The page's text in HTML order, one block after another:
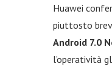
Huawei
piuttosto
Android 7.0
l’operatività